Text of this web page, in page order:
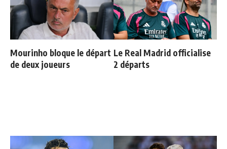
Mourinho bloque le départ
de deux joueurs
Le Real Madrid officialise
2 départs